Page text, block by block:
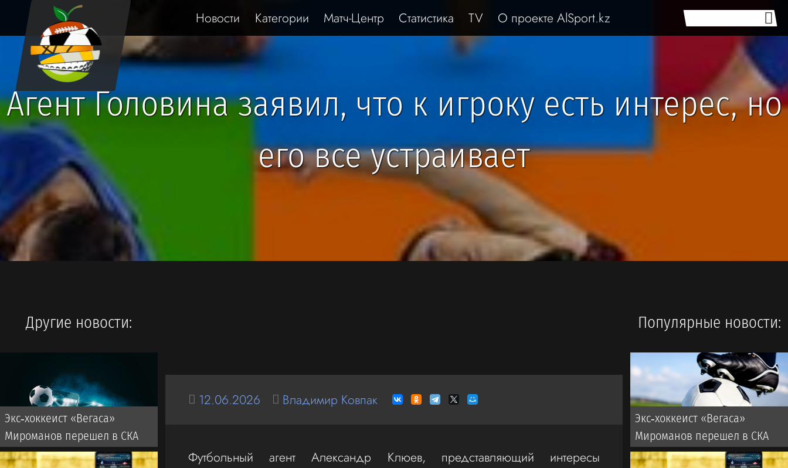
Новости Категории Матч-Центр Статистика TV О проекте AlSport.kz
Агент Головина заявил, что к игроку есть интерес, но
его все устраивает
12.06.2026 Владимир Ковпак
Футбольный агент Александр Клюев, представляющий интересы
Другие новости:
Экс‑хоккеист «Вегаса»
Мироманов перешел в СКА
Популярные новости:
Экс‑хоккеист «Вегаса»
Мироманов перешел в СКА